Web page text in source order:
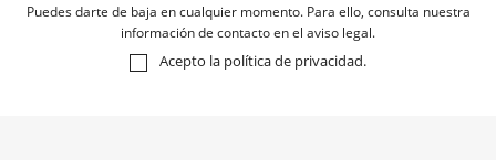
Puedes darte de baja en cualquier momento. Para ello, consulta nuestra
información de contacto en el aviso legal.
Acepto la política de privacidad.